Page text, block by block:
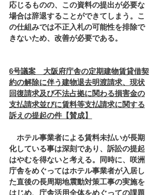
応じるものの、この資料の提出が必要な
場合は辞退することができてしまう。こ
の仕組みでは不正入札の可能性を排除で
きないため、改善が必要である。
6号議案　大阪府庁舎の定期建物賃貸借契
約の解除に伴う建物退去明渡請求、現状
回復請求及び不法占拠に関わる損害金の
支払請求並びに賃料等支払請求に関する
訴えの提起の件【賛成】
ホテル事業者による賃料未払いが長期
化している事は深刻であり、訴訟の提起
はやむを得ないと考える。同時に、咲洲
庁舎をめぐってはホテル事業者が入居し
た直後の長周期地震動対策工事の実施を
はじめ、庁舎活用全体をめぐっての課題